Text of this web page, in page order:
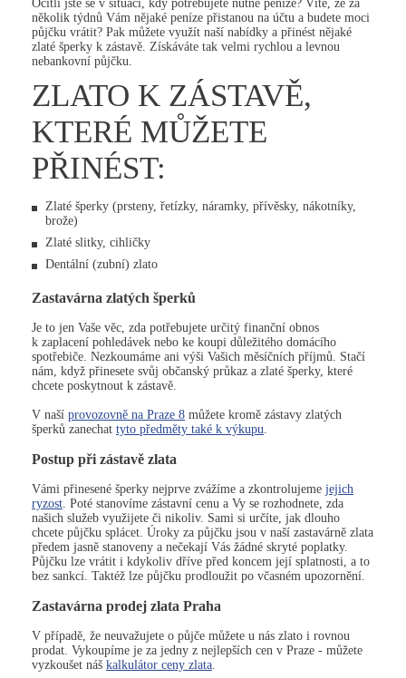
Ocitli jste se v situaci, kdy potřebujete nutně peníze? Víte, že za
několik týdnů Vám nějaké peníze přistanou na účtu a budete moci
půjčku vrátit? Pak můžete využít naší nabídky a přinést nějaké
zlaté šperky k zástavě. Získáváte tak velmi rychlou a levnou
nebankovní půjčku.
ZLATO K ZÁSTAVĚ,
KTERÉ MŮŽETE
PŘINÉST:
Zlaté šperky (prsteny, řetízky, náramky, přívěsky, nákotníky,
brože)
Zlaté slitky, cihličky
Dentální (zubní) zlato
Zastavárna zlatých šperků
Je to jen Vaše věc, zda potřebujete určitý finanční obnos
k zaplacení pohledávek nebo ke koupi důležitého domácího
spotřebiče. Nezkoumáme ani výši Vašich měsíčních příjmů. Stačí
nám, když přinesete svůj občanský průkaz a zlaté šperky, které
chcete poskytnout k zástavě.
V naší provozovně na Praze 8 můžete kromě zástavy zlatých
šperků zanechat tyto předměty také k výkupu.
Postup při zástavě zlata
Vámi přinesené šperky nejprve zvážíme a zkontrolujeme jejich
ryzost. Poté stanovíme zástavní cenu a Vy se rozhodnete, zda
našich služeb využijete či nikoliv. Sami si určíte, jak dlouho
chcete půjčku splácet. Úroky za půjčku jsou v naší zastavárně zlata
předem jasně stanoveny a nečekají Vás žádné skryté poplatky.
Půjčku lze vrátit i kdykoliv dříve před koncem její splatnosti, a to
bez sankcí. Taktéž lze půjčku prodloužit po včasném upozornění.
Zastavárna prodej zlata Praha
V případě, že neuvažujete o půjče můžete u nás zlato i rovnou
prodat. Vykoupíme je za jedny z nejlepších cen v Praze - můžete
vyzkoušet náš kalkulátor ceny zlata.